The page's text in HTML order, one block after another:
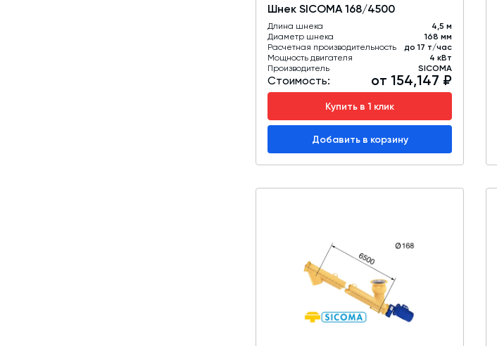
Шнек SICOMA 168/4500
Длина шнека
4,5 м
Диаметр шнека
168 мм
Расчетная производительность
до 17 т/час
Мощность двигателя
4 кВт
Производитель
SICOMA
Стоимость: от 154,147 ₽
Купить в 1 клик
Добавить в корзину